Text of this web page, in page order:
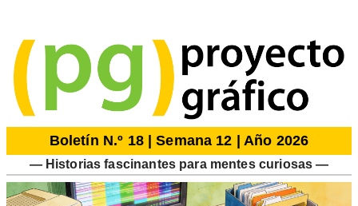
Boletín N.º 18 | Semana 12 | Año 2026
— Historias fascinantes para mentes curiosas —